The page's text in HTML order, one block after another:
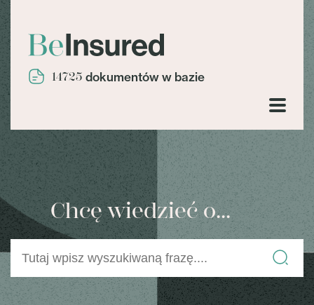
14725 dokumentów w bazie
Chcę wiedzieć o...